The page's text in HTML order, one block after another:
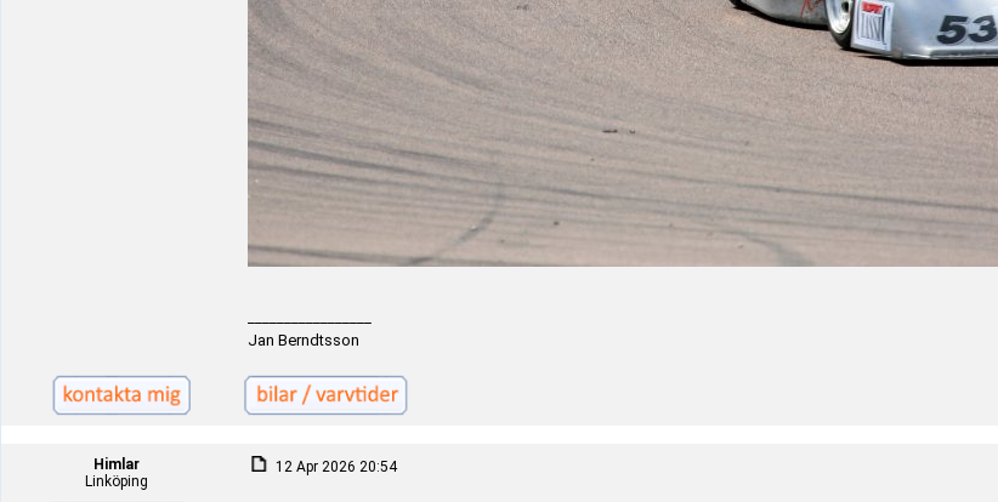
Jan Berndtsson
Himlar
Linköping
12 Apr 2026 20:54